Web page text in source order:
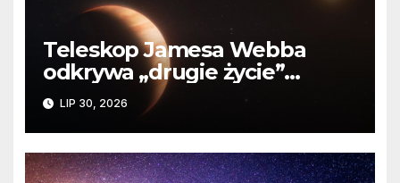
Teleskop Jamesa Webba
odkrywa „drugie życie”
planety krążącej wokół
martwej gwiazdy
LIP 30, 2026